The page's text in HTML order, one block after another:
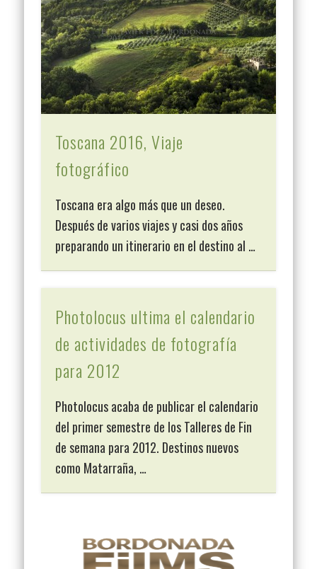
Toscana 2016, Viaje
fotográfico
Toscana era algo más que un deseo.
Después de varios viajes y casi dos años
preparando un itinerario en el destino al …
Photolocus ultima el calendario
de actividades de fotografía
para 2012
Photolocus acaba de publicar el calendario
del primer semestre de los Talleres de Fin
de semana para 2012. Destinos nuevos
como Matarraña, …